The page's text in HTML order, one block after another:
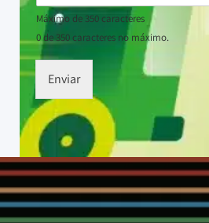
Máximo de 350 caracteres
0 de 350 caracteres no máximo.
Enviar